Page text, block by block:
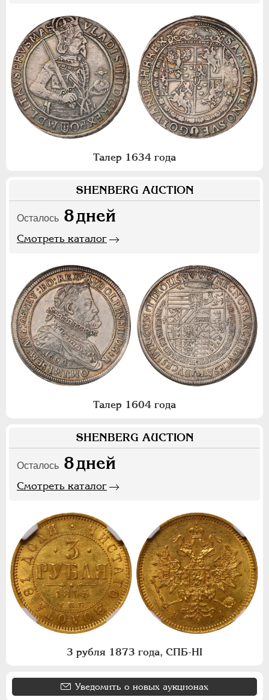
Талер 1634 года
SHENBERG AUCTION
Осталось 8дней
Смотреть каталог
Талер 1604 года
SHENBERG AUCTION
Осталось 8дней
Смотреть каталог
3 рубля 1873 года, СПБ-НI
Уведомить о новых аукционах